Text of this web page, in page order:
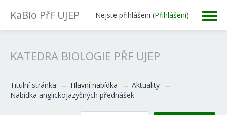
KaBio PřF UJEP Nejste přihlášeni (Přihlášení)
Důležité odkazy
KATEDRA BIOLOGIE PŘF UJEP
Titulní stránka → Hlavní nabídka → Aktuality
→
Nabídka anglickojazyčných přednášek